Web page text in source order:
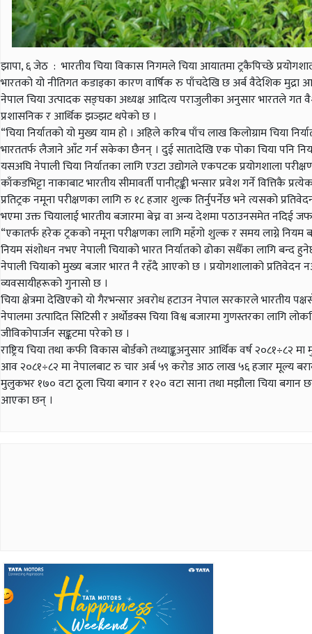
झापा, ६ जेठ : भारतीय चिया विकास निगमले चिया आयातमा ट्रकैपिच्छे
भारतको यो नीतिगत कडाइका कारण वार्षिक रु पाँचदेखि छ अर्ब वैदेशिक मुद्रा
नेपाल चिया उत्पादक सङ्घका अध्यक्ष आदित्य पराजुलीका अनुसार भारतले गत
प्रशासनिक र आर्थिक झञ्झट थपेको छ ।
“चिया निर्यातको यो मुख्य याम हो । अहिले करिब पाँच लाख किलोग्राम चिया
भारततर्फ लैजाने आँट गर्न सकेका छैनन् । दुई सातादेखि एक पोका चिया पनि
यसअघि नेपाली चिया निर्यातका लागि एउटा उद्योगले एकपटक प्रयोगशाला
काँकडभिट्टा नाकाबाट भारतीय सीमावर्ती पानीट्ङ्की भन्सार प्रवेश गर्ने वित्तिकै
प्रतिट्रक नमूना परीक्षणका लागि रु १८ हजार शुल्क तिर्नुपर्नेछ भने त्यसको
भएमा उक्त चियालाई भारतीय बजारमा बेच्न वा अन्य देशमा पठाउनसमेत नदिई
“एकातर्फ हरेक ट्रकको नमूना परीक्षणका लागि महँगो शुल्क र समय लाग्ने नियम
नियम संशोधन नभए नेपाली चियाको भारत निर्यातको ढोका सधैँका लागि बन्द
नेपाली चियाको मुख्य बजार भारत नै रहँदै आएको छ । प्रयोगशालाको प्रतिवेदन
व्यवसायीहरूको गुनासो छ ।
चिया क्षेत्रमा देखिएको यो गैरभन्सार अवरोध हटाउन नेपाल सरकारले
नेपालमा उत्पादित सिटिसी र अर्थोडक्स चिया विश्व बजारमा गुणस्तरका लागि
जीविकोपार्जन सङ्कटमा परेको छ ।
राष्ट्रिय चिया तथा कफी विकास बोर्डको तथ्याङ्कअनुसार आर्थिक वर्ष
आव २०८१÷८२ मा नेपालबाट रु चार अर्ब ५९ करोड आठ लाख ५६ हजार मूल्य
मुलुकभर १७० वटा ठूला चिया बगान र १२० वटा साना तथा मझौला चिया बगान
आएका छन् ।